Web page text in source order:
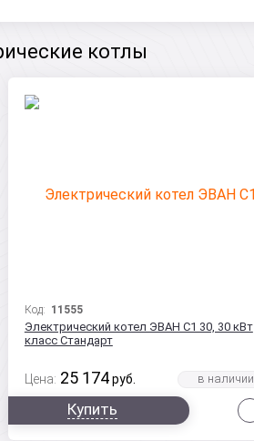
котлы
Код: 11555
Электрический котел ЭВАН С1 30, 30 кВт
класс Стандарт
Цена: 25 174руб.
Купить